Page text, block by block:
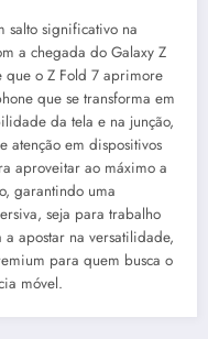
salto significativo na
a chegada do Galaxy Z
que o Z Fold 7 aprimore
que se transforma em
da tela e na junção,
atenção em dispositivos
aproveitar ao máximo a
garantindo uma
seja para trabalho
a apostar na versatilidade,
para quem busca o
móvel.